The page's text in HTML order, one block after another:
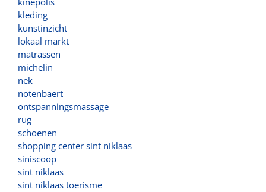
kleding
kunstinzicht
lokaal markt
matrassen
michelin
nek
notenbaert
ontspanningsmassage
rug
schoenen
shopping center sint niklaas
siniscoop
sint niklaas
sint niklaas toerisme